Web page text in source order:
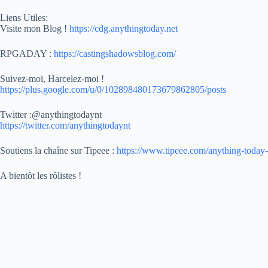
Liens Utiles:
Visite mon Blog ! https://cdg.anythingtoday.net
RPGADAY : https://castingshadowsblog.com/
Suivez-moi, Harcelez-moi !
https://plus.google.com/u/0/102898480173679862805/posts
Twitter :@anythingtodaynt
https://twitter.com/anythingtodaynt
Soutiens la chaîne sur Tipeee : https://www.tipeee.com/anything-
A bientôt les rôlistes !